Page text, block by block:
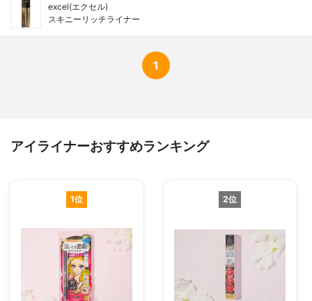
excel(エクセル)
スキニーリッチライナー
1
アイライナーおすすめランキング
1位 2位